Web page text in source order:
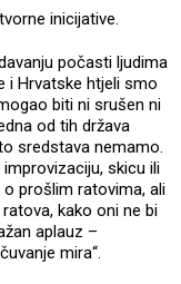
inicijative.
počasti ljudima
i Hrvatske htjeli smo
biti ni srušen ni
od tih država
sredstava nemamo.
skicu ili
prošlim ratovima, ali
kako oni ne bi
aplauz –
mira“.